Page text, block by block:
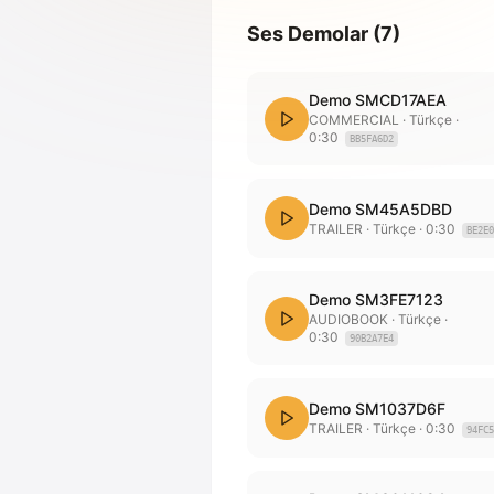
Ses Demolar (7)
Demo SMCD17AEA
COMMERCIAL · Türkçe ·
0:30
BB5FA6D2
Demo SM45A5DBD
TRAILER · Türkçe · 0:30
Demo SM3FE7123
AUDIOBOOK · Türkçe ·
0:30
90B2A7E4
Demo SM1037D6F
TRAILER · Türkçe · 0:30